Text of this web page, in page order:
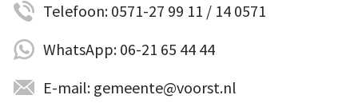
Telefoon: 0571-27 99 11 / 14 0571
WhatsApp: 06-21 65 44 44
E-mail: gemeente@voorst.nl